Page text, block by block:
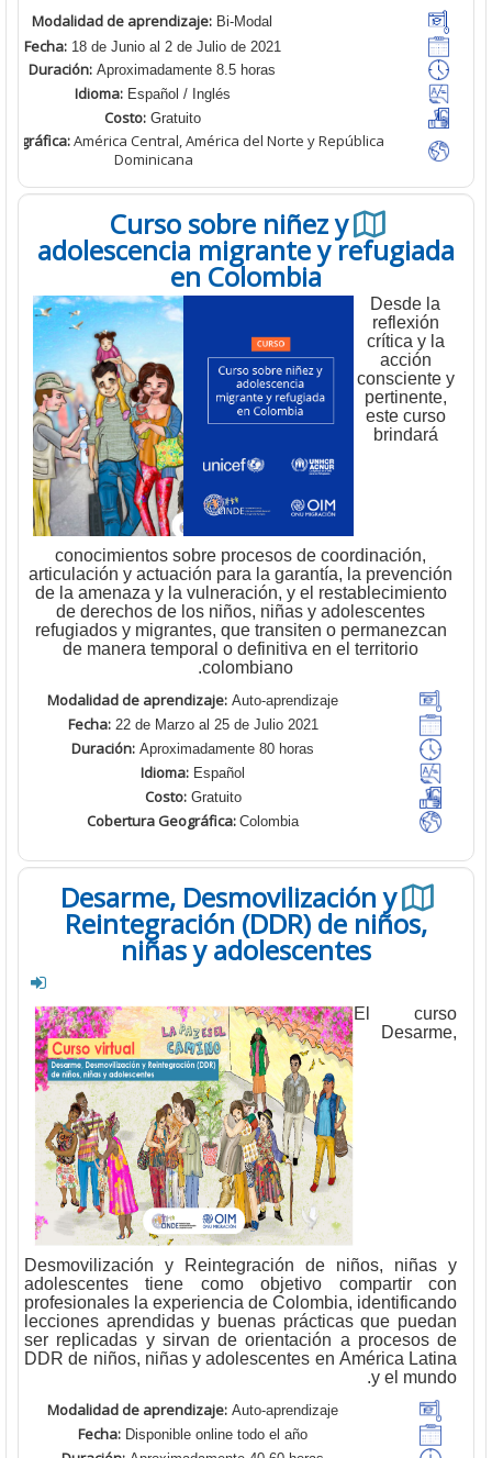
Modalidad de aprendizaje:Bi-Modal
Fecha:18 de Junio al 2 de Julio de 2021
Duración:Aproximadamente 8.5 horas
Idioma: Español / Inglés
Costo:Gratuito
Geográfica: América Central, América del Norte y República
Dominicana
Curso sobre niñez y
adolescencia migrante y
en Colombia
Desde
crítica y
este
brindará
conocimientos sobre procesos de coordinación,
articulación y actuación para la garantía, la
de la amenaza y la vulneración, y el
de derechos de los niños, niñas y adolescentes
refugiados y migrantes, que transiten o
de manera temporal o definitiva en el territorio
colombiano.
Modalidad de aprendizaje:Auto-aprendizaje
Fecha:22 de Marzo al 25 de Julio 2021
Duración:Aproximadamente 80 horas
Idioma:
Costo:Gratuito
Cobertura Geográfica:Colombia
Desarme, Desmovilización y
Reintegración (DDR) de niños,
niñas y adolescentes
El
Desmovilización y Reintegración de niños,
adolescentes tiene como objetivo compartir
profesionales la experiencia de Colombia,
lecciones aprendidas y buenas prácticas que
ser replicadas y sirvan de orientación a procesos
DDR de niños, niñas y adolescentes en América
y el
Modalidad de aprendizaje:Auto-aprendizaje
Fecha:Disponible online todo el año